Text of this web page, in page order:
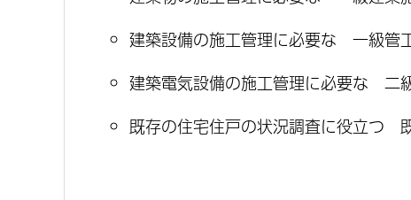
建築設備の施工管理に必要な 一級管
建築電気設備の施工管理に必要な 二
既存の住宅住戸の状況調査に役立つ